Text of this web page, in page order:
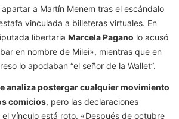
a Martín Menem tras el escándalo
vinculada a billeteras virtuales. En
libertaria Marcela Pagano lo acusó
en nombre de Milei», mientras que en
lo apodaban “el señor de la Wallet”.
analiza postergar cualquier movimiento
comicios, pero las declaraciones
vínculo está roto. «Después de octubre